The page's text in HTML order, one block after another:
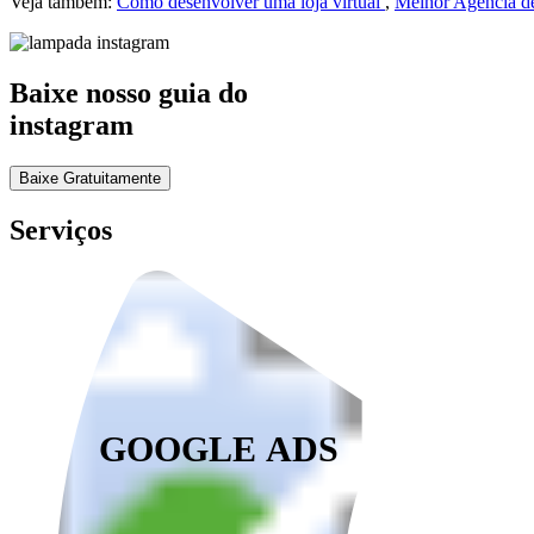
Baixe nosso guia do
instagram
Baixe Gratuitamente
Serviços
GOOGLE ADS